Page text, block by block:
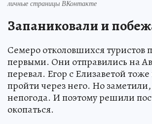
личные страницы ВКонтакте
Запаниковали и
Семеро отколовшихся туристов
первыми. Они отправились на
перевал. Егор с Елизаветой
пройти через него. Но заметили,
непогода. И поэтому решили
окопаться.